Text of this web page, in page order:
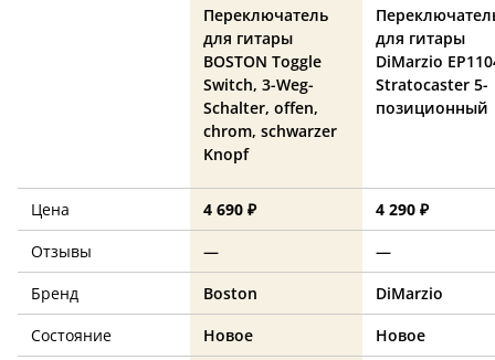
Переключатель
для гитары
BOSTON Toggle
Switch, 3-Weg-
Schalter, offen,
chrom, schwarzer
Knopf
для гитары
DiMarzio
Stratocaster 5-
позиционный
Цена 4 690 ₽
4 290 ₽
Отзывы
—
—
Бренд
Boston
DiMarzio
Состояние
Новое
Новое